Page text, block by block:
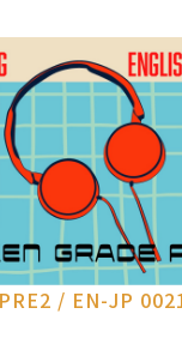
/ EN-JP